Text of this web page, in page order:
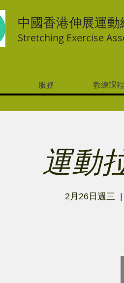
中國香港伸展運動
Stretching Exercise
服務 教練課程
運動
2月26日週三